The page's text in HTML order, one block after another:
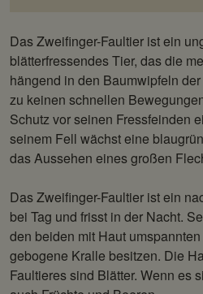
Das Zweifinger-Faultier ist ein
blätterfressendes Tier, das die
hängend in den Baumwipfeln
zu keinen schnellen
Schutz vor seinen Fressfeinden
seinem Fell wächst eine
das Aussehen eines großen
Das Zweifinger-Faultier ist ein
bei Tag und frisst in der Nacht.
den beiden mit Haut
gebogene Kralle besitzen. Die
Faultieres sind Blätter. Wenn es